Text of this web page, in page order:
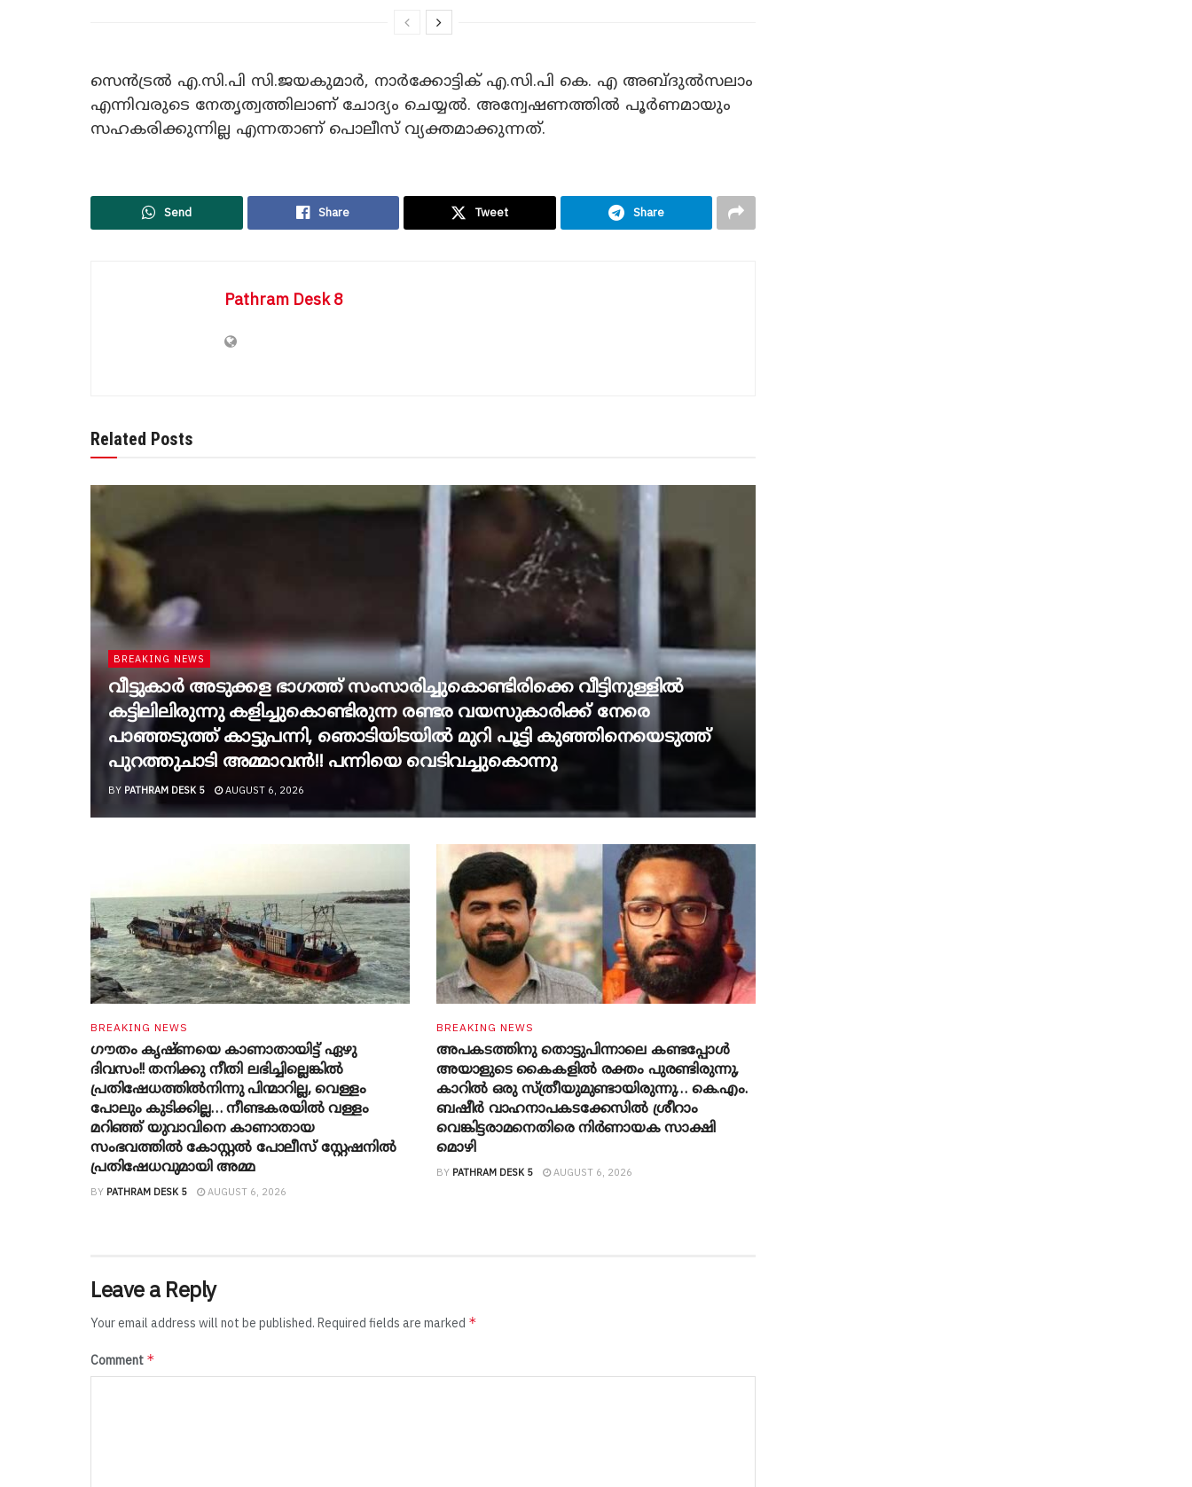
സെൻട്രൽ എ.സി.പി സി.ജയകുമാർ, നാർക്കോട്ടിക് എ.സി.പി കെ. എ അബ്ദുൽസലാം
എന്നിവരുടെ നേതൃത്വത്തിലാണ് ചോദ്യം ചെയ്യൽ. അന്വേഷണത്തിൽ പൂർണമായും
സഹകരിക്കുന്നില്ല എന്നതാണ് പൊലീസ് വ്യക്തമാക്കുന്നത്.
Send Share Tweet Share
Pathram Desk 8
Related Posts
BREAKING NEWS
വീട്ടുകാർ അ‌ടുക്കള ഭാ​ഗത്ത് സംസാരിച്ചുകൊണ്ടിരിക്കെ വീട്ടിനുള്ളിൽ
കട്ടിലിലിരുന്നു കളിച്ചുകൊണ്ടിരുന്ന രണ്ടര വയസുകാരിക്ക് നേരെ
പാഞ്ഞടുത്ത് കാട്ടുപന്നി, ‍ഞൊടിയി‌ടയിൽ മുറി പൂട്ടി കുഞ്ഞിനെയെടുത്ത്
പുറത്തുചാടി അമ്മാവൻ!! പന്നിയെ വെടിവച്ചുകൊന്നു
BY PATHRAM DESK 5 AUGUST 6, 2026
BREAKING NEWS
ഗൗതം കൃഷ്ണയെ കാണാതായിട്ട് ഏഴു
ദിവസം!! തനിക്കു നീതി ലഭിച്ചില്ലെങ്കിൽ
പ്രതിഷേധത്തിൽനിന്നു പിന്മാറില്ല, വെള്ളം
പോലും കുടിക്കില്ല… നീണ്ടകരയിൽ വള്ളം
മറിഞ്ഞ് യുവാവിനെ കാണാതായ
സംഭവത്തിൽ കോസ്റ്റൽ പോലീസ് സ്റ്റേഷനിൽ
പ്രതിഷേധവുമായി അമ്മ
BY PATHRAM DESK 5 AUGUST 6, 2026
BREAKING NEWS
അപകടത്തിനു തൊട്ടുപിന്നാലെ കണ്ടപ്പോൾ
അയാളുടെ കൈകളിൽ രക്തം പുരണ്ടിരുന്നു,
കാറിൽ ഒരു സ്ത്രീയുമുണ്ടായിരുന്നു… കെ.എം.
ബഷീർ വാഹനാപകടക്കേസിൽ ശ്രീറാം
വെങ്കിട്ടരാമനെതിരെ നിർണായക സാക്ഷി
മൊഴി
BY PATHRAM DESK 5 AUGUST 6, 2026
Leave a Reply
Your email address will not be published. Required fields are marked *
Comment *